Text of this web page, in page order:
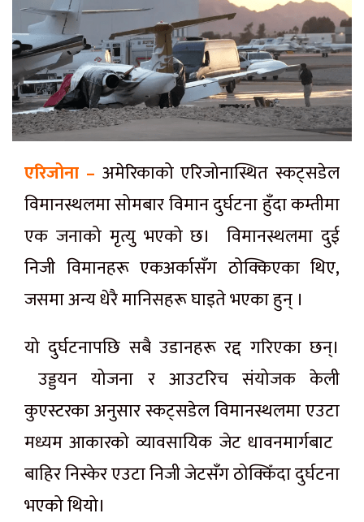
एरिजोना – अमेरिकाको एरिजोनास्थित स्कट्सडेल
विमानस्थलमा सोमबार विमान दुर्घटना हुँदा कम्तीमा
एक जनाको मृत्यु भएको छ। विमानस्थलमा दुई
निजी विमानहरू एकअर्कासँग ठोक्किएका थिए,
जसमा अन्य धेरै मानिसहरू घाइते भएका हुन् ।
यो दुर्घटनापछि सबै उडानहरू रद्द गरिएका छन्।
उड्डयन योजना र आउटरिच संयोजक केली
कुएस्टरका अनुसार स्कट्सडेल विमानस्थलमा एउटा
मध्यम आकारको व्यावसायिक जेट धावनमार्गबाट ​​
बाहिर निस्केर एउटा निजी जेटसँग ठोक्किँदा दुर्घटना
भएको थियो।